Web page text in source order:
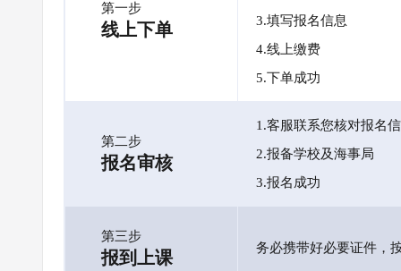
第一步
线上下单
3.填写报名信息
4.线上缴费
5.下单成功
第二步
报名审核
1.客服联系您核对报名
2.报备学校及海事局
3.报名成功
第三步
报到上课 务必携带好必要证件，